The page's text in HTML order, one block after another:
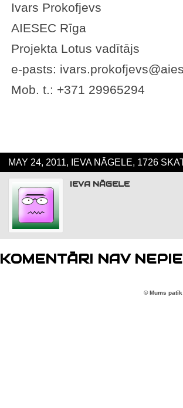
Ivars Prokofjevs
AIESEC Rīga
Projekta Lotus vadītājs
e-pasts:
Mob. t.: +371 29965294
MAY 24, 2011, IEVA NĀGELE, 1726
IEVA NĀGELE
KOMENTĀRI NAV
© Mums